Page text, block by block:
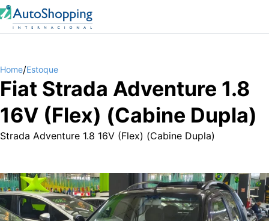
Home/Estoque
Fiat Strada Adventure 1.8
16V (Flex) (Cabine Dupla)
Strada Adventure 1.8 16V (Flex) (Cabine Dupla)